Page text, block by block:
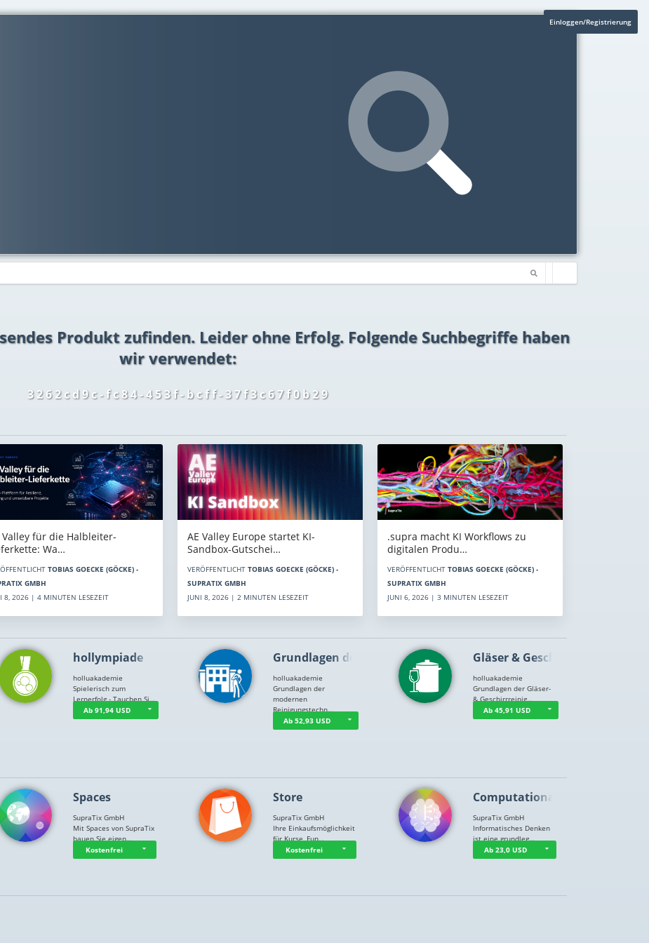
Einloggen/Registrierung
Produkt zufinden. Leider ohne Erfolg. Folgende Suchbegriffe haben
wir verwendet:
3 2 6 2 c d 9 c - f c 8 4 - 4 5 3 f - b c f f - 3 7 f 3 c 6 7 f 0 b 2 9
Valley für die Halbleiter-
Wa…
TOBIAS GOECKE (GÖCKE) -
GMBH
8, 2026 | 4 MINUTEN LESEZEIT
AE Valley Europe startet KI-
Sandbox-Gutschei…
VERÖFFENTLICHT TOBIAS GOECKE (GÖCKE) -
SUPRATIX GMBH
JUNI 8, 2026 | 2 MINUTEN LESEZEIT
.supra macht KI Workflows zu
digitalen Produ…
VERÖFFENTLICHT TOBIAS GOECKE (GÖCKE) -
SUPRATIX GMBH
JUNI 6, 2026 | 3 MINUTEN LESEZEIT
hollympiade
holluakademie
Spielerisch zum
Lernerfolg - Tauchen Si…
Ab 91,94 USD
Grundlagen der …
holluakademie
Grundlagen der
modernen
Reinigungstechn…
Ab 52,93 USD
Gläser & Geschi…
holluakademie
Grundlagen der Gläser-
& Geschirrreinig…
Ab 45,91 USD
Spaces
SupraTix GmbH
Mit Spaces von SupraTix
bauen Sie eigen…
Kostenfrei
Store
SupraTix GmbH
Ihre Einkaufsmöglichkeit
für Kurse, Fun…
Kostenfrei
Computational T…
SupraTix GmbH
Informatisches Denken
ist eine grundleg…
Ab 23,0 USD